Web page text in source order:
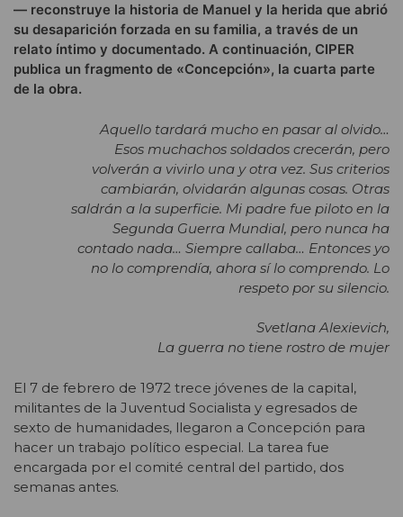
— reconstruye la historia de Manuel y la herida que abrió
su desaparición forzada en su familia, a través de un
relato íntimo y documentado. A continuación, CIPER
publica un fragmento de «Concepción», la cuarta parte
de la obra.
Aquello tardará mucho en pasar al olvido…
Esos muchachos soldados crecerán, pero
volverán a vivirlo una y otra vez. Sus criterios
cambiarán, olvidarán algunas cosas. Otras
saldrán a la superficie. Mi padre fue piloto en la
Segunda Guerra Mundial, pero nunca ha
contado nada… Siempre callaba… Entonces yo
no lo comprendía, ahora sí lo comprendo. Lo
respeto por su silencio.
Svetlana Alexievich,
La guerra no tiene rostro de mujer
El 7 de febrero de 1972 trece jóvenes de la capital,
militantes de la Juventud Socialista y egresados de
sexto de humanidades, llegaron a Concepción para
hacer un trabajo político especial. La tarea fue
encargada por el comité central del partido, dos
semanas antes.